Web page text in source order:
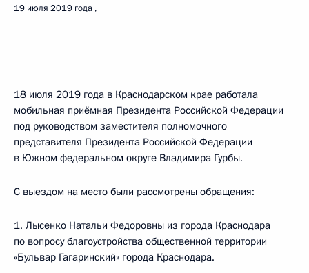
19 июля 2019 года
18 июля 2019 года в Краснодарском крае работала
мобильная приёмная Президента Российской Федерации
под руководством заместителя полномочного
представителя Президента Российской Федерации
в Южном федеральном округе Владимира Гурбы.
С выездом на место были рассмотрены обращения:
1. Лысенко Натальи Федоровны из города Краснодара
по вопросу благоустройства общественной территории
«Бульвар Гагаринский» города Краснодара.